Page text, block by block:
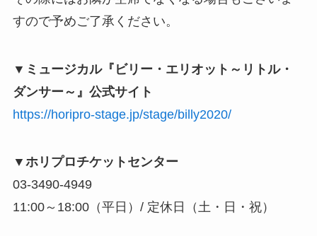
すので予めご了承ください。
▼ミュージカル『ビリー・エリオット～リトル・
ダンサー～』公式サイト
https://horipro-stage.jp/stage/billy2020/
▼ホリプロチケットセンター
03-3490-4949
11:00～18:00（平日）/ 定休日（土・日・祝）